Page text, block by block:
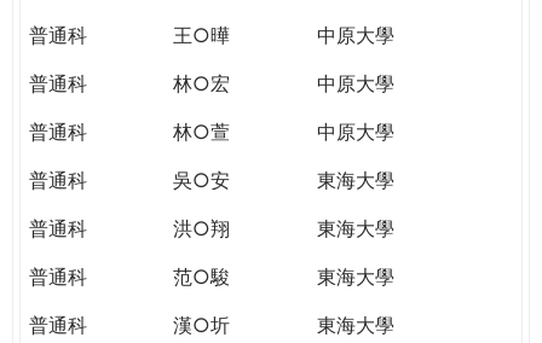
普通科
王○曄
中原大學
普通科
林○宏
中原大學
普通科
林○萱
中原大學
普通科
吳○安
東海大學
普通科
洪○翔
東海大學
普通科
范○駿
東海大學
普通科
漢○圻
東海大學